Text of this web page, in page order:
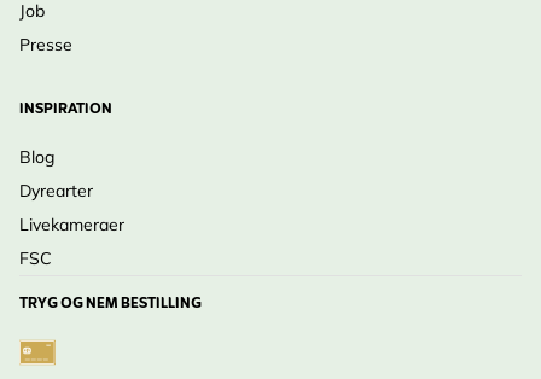
Job
Presse
INSPIRATION
Blog
Dyrearter
Livekameraer
FSC
TRYG OG NEM BESTILLING